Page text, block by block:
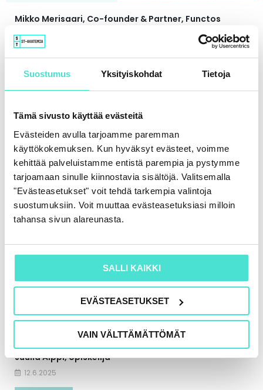
Suostumus Yksityiskohdat Tietoja
Tämä sivusto käyttää evästeitä
Evästeiden avulla tarjoamme paremman
käyttökokemuksen. Kun hyväksyt evästeet, voimme
kehittää palveluistamme entistä parempia ja pystymme
tarjoamaan sinulle kiinnostavia sisältöjä. Valitsemalla
"Evästeasetukset" voit tehdä tarkempia valintoja
suostumuksiin. Voit muuttaa evästeasetuksiasi milloin
tahansa sivun alareunasta.
SALLI KAIKKI
EVÄSTEASETUKSET
VAIN VÄLTTÄMÄTTÖMÄT
Mikko Merisaari, Co-founder & Partner, Functos
12.6.2025
LUE LISÄÄ
Asiakaskokemukset
Juulia Alppi, opiskelija
12.6.2025